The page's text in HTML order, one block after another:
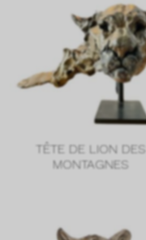
TÊTE DE LION DES
MONTAGNES